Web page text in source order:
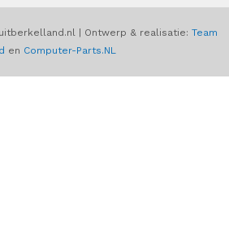
| Ontwerp & realisatie: Team
en Computer-Parts.NL